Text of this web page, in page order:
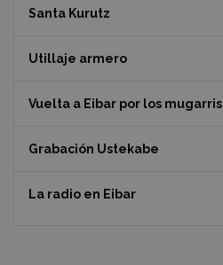
Santa Kurutz
Utillaje armero
Vuelta a Eibar por los mugarris
Grabación Ustekabe
La radio en Eibar